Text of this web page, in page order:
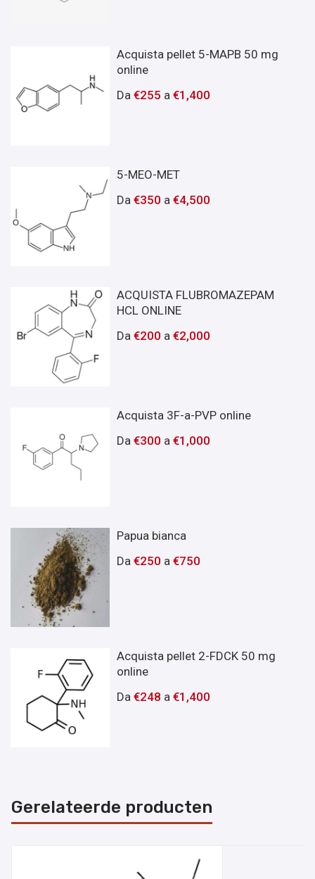
Acquista pellet 5-MAPB 50 mg
online
Da€255 a€1,400
5-MEO-MET
Da€350 a€4,500
ACQUISTA FLUBROMAZEPAM
HCL ONLINE
Da€200 a€2,000
Acquista 3F-a-PVP online
Da€300 a€1,000
Papua bianca
Da€250 a€750
Acquista pellet 2-FDCK 50 mg
online
Da€248 a€1,400
Gerelateerde producten